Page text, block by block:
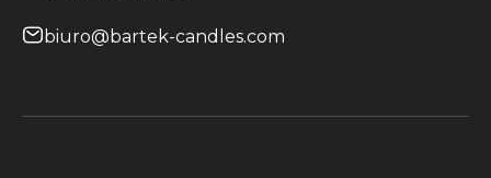
biuro@bartek-candles.com